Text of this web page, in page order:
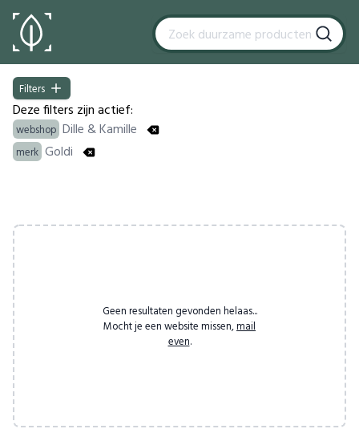
Filters
Filters
Deze filters zijn actief:
webshop Dille & Kamille
merk Goldi
Geen resultaten gevonden helaas...
Mocht je een website missen, mail
even.